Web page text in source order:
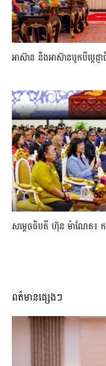
អាស៊ាន និងអាស៊ានបូកបីប្តេជ្ញ
សម្ដេចធិបតី ហ៊ុន ម៉ាណែត៖ ក
ពត៌មានផ្សេងៗ